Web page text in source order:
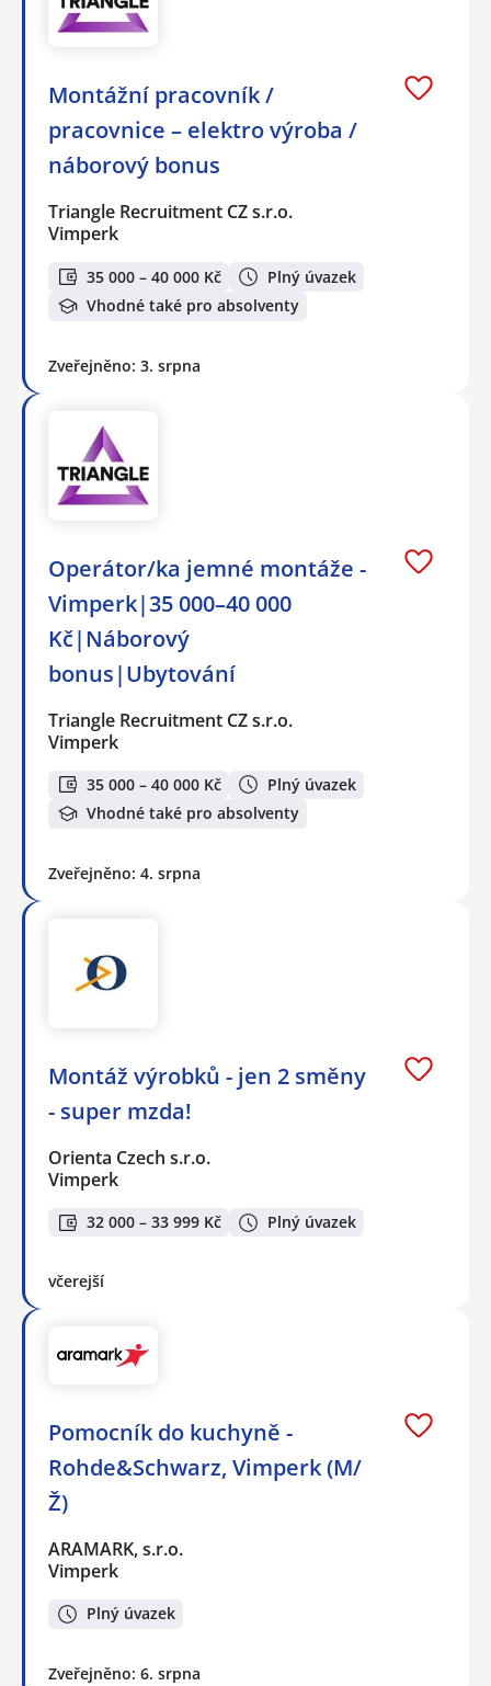
Montážní pracovník /
pracovnice – elektro výroba /
náborový bonus
Triangle Recruitment CZ s.r.o.
Vimperk
35 000 – 40 000 Kč
Plný úvazek
Vhodné také pro absolventy
Zveřejněno: 3. srpna
Operátor/ka jemné montáže -
Vimperk|35 000–40 000
Kč|Náborový
bonus|Ubytování
Triangle Recruitment CZ s.r.o.
Vimperk
35 000 – 40 000 Kč
Plný úvazek
Vhodné také pro absolventy
Zveřejněno: 4. srpna
Montáž výrobků - jen 2 směny
- super mzda!
Orienta Czech s.r.o.
Vimperk
32 000 – 33 999 Kč Plný úvazek
včerejší
Pomocník do kuchyně -
Rohde&Schwarz, Vimperk (M/
Ž)
ARAMARK, s.r.o.
Vimperk
Plný úvazek
Zveřejněno: 6. srpna